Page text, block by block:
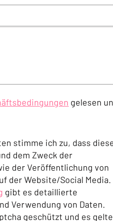
gelesen
stimme ich zu, dass
dem Zweck der
der Veröffentlichung von
der Website/Social Media.
Tab oder Fenster)
gibt es detaillierte
Verwendung von Daten.
geschützt und es